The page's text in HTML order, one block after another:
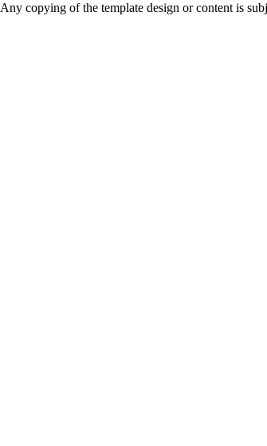
Any copying of the template design or content is